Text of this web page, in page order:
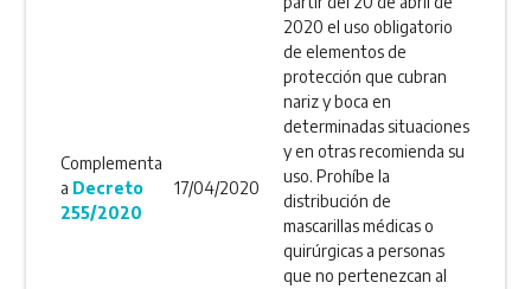
Complementa
a Decreto
255/2020
17/04/2020
2020 el uso obligatorio
de elementos de
protección que cubran
nariz y boca en
determinadas situaciones
y en otras recomienda su
uso. Prohíbe la
distribución de
mascarillas médicas o
quirúrgicas a personas
que no pertenezcan al